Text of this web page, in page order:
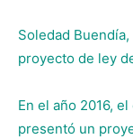
Soledad
proyecto de ley
En el año 2016,
presentó un